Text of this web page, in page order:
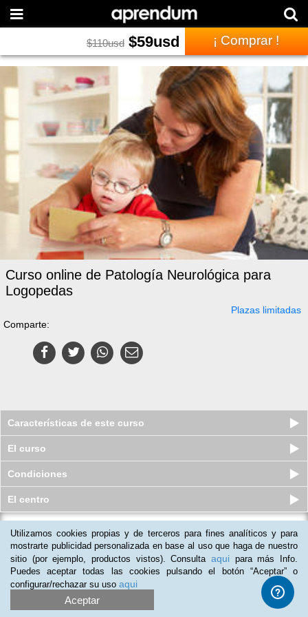
$110usd $59usd ¡ Comprar !
Curso online de Patología Neurológica para
Logopedas
Plazas limitadas
Comparte:
Características de este curso
El curso
Condiciones
El centro
Curso online de Experto en
Trastornos de la Alimentación
Plazas agotadas
$85usd $35usd
Utilizamos cookies propias y de terceros para fines analíticos y para
mostrarte publicidad personalizada en base al uso que haga de nuestro
sitio (por ejemplo, productos vistos). Consulta aqui para más Info.
Puedes aceptar todas las cookies pulsando el botón “Aceptar” o
configurar/rechazar su uso aqui
Aceptar